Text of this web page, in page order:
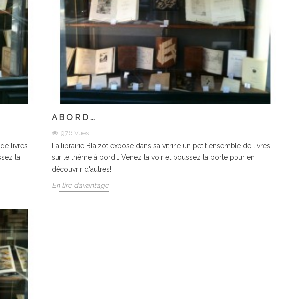
de raviver vos
avec tendresse et
livres
la
A B O R D ...
976 Vues
La librairie Blaizot expose dans sa vitrine un petit ensemble de livres
sur le thème à bord... Venez la voir et poussez la porte pour en
découvrir d'autres!
En lire davantage